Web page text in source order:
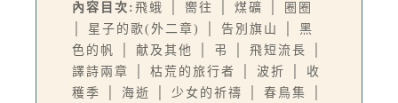
內容目次: 飛蛾 │ 嚮往 │ 煤礦 │ 圈圈
│ 星子的歌(外二章) │ 告別旗山 │ 黑
色的帆 │ 献及其他 │ 弔 │ 飛短流長 │
譯詩兩章 │ 枯荒的旅行者 │ 波折 │ 收
穫季 │ 海逝 │ 少女的祈禱 │ 春鳥集 │